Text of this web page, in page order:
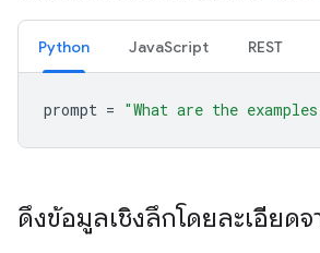
Python JavaScript REST
prompt = "What are the
ดึงข้อมูลเชิงลึกโดยละเอียดจ